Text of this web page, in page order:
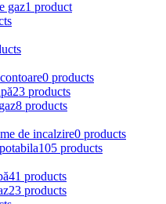
gaz1 product
0 products
23 products
8 products
de incalzire0 products
105 products
41 products
23 products